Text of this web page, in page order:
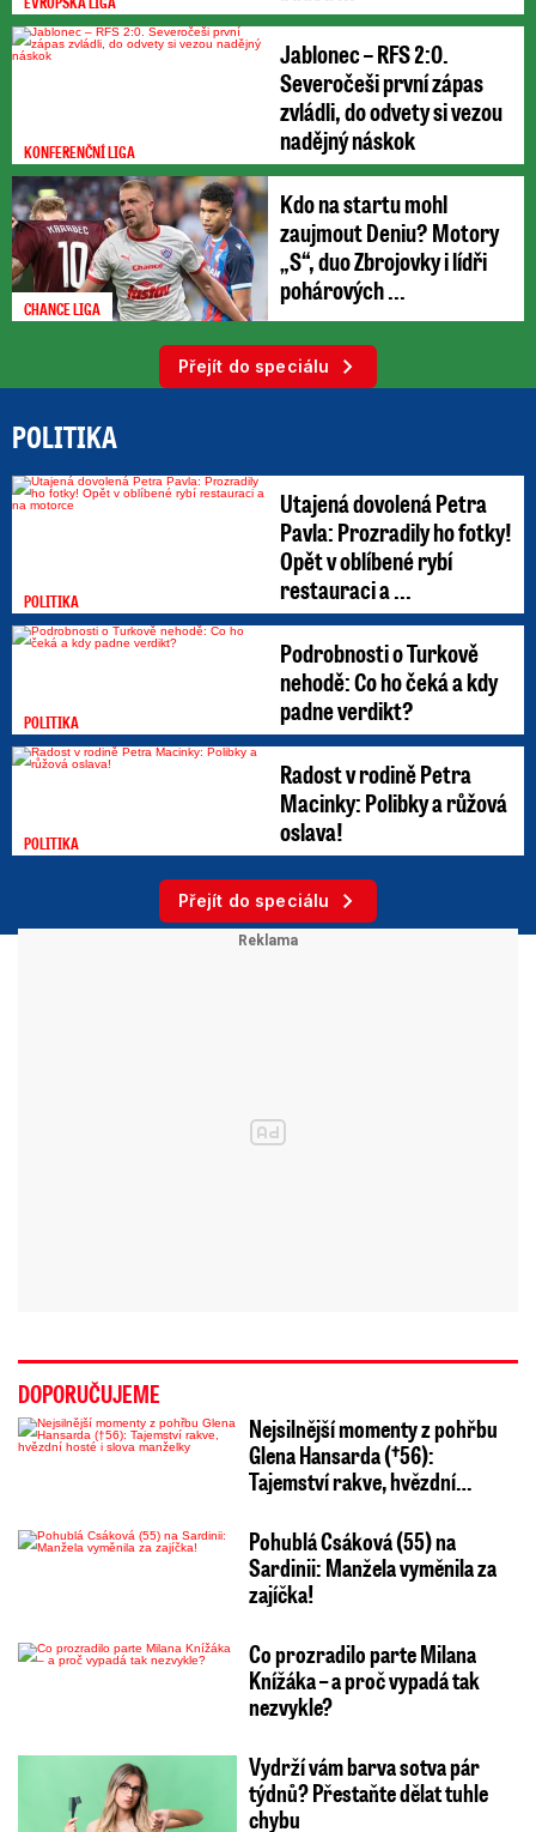
KONFERENČNÍ LIGA
Jablonec – RFS 2:0.
Severočeši první zápas
zvládli, do odvety si vezou
nadějný náskok
CHANCE LIGA
Kdo na startu mohl
zaujmout Deniu? Motory
„S“, duo Zbrojovky i lídři
pohárových ...
Přejít do speciálu
POLITIKA
POLITIKA
Utajená dovolená Petra
Pavla: Prozradily ho fotky!
Opět v oblíbené rybí
restauraci a ...
POLITIKA
Podrobnosti o Turkově
nehodě: Co ho čeká a kdy
padne verdikt?
POLITIKA
Radost v rodině Petra
Macinky: Polibky a růžová
oslava!
Přejít do speciálu
DOPORUČUJEME
Nejsilnější momenty z pohřbu
Glena Hansarda (†56):
Tajemství rakve, hvězdní…
Pohublá Csáková (55) na
Sardinii: Manžela vyměnila za
zajíčka!
Co prozradilo parte Milana
Knížáka – a proč vypadá tak
nezvykle?
Vydrží vám barva sotva pár
týdnů? Přestaňte dělat tuhle
chybu